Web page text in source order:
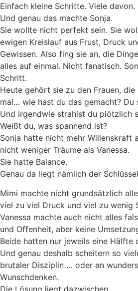
Einfach kleine Schritte. Viele davon.
Und genau das machte Sonja.
Sie wollte nicht perfekt sein. Sie
ewigen Kreislauf aus Frust, Druck
Gewissen. Also fing sie an, die
alles auf einmal. Nicht fanatisch.
Schritt.
Heute gehört sie zu den Frauen, die
mal… wie hast du das gemacht? Du
Und irgendwie strahlst du plötzlich
Weißt du, was spannend ist?
Sonja hatte nicht mehr Willenskraft
nicht weniger Träume als Vanessa.
Sie hatte Balance.
Genau da liegt nämlich der
Mimi machte nicht grundsätzlich
viel zu viel Druck und viel zu wenig
Vanessa machte auch nicht alles
und Offenheit, aber keine
Beide hatten nur jeweils eine Hälfte
Und genau deshalb scheitern so
brutaler Disziplin … oder an
Wunschdenken.
Die Lösung liegt dazwischen.